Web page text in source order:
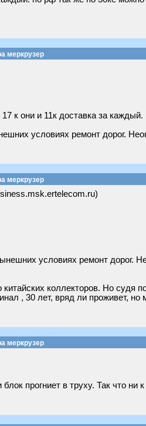
меркрузер
к они и 11к доставка за
условиях ремонт дорог.
меркрузер
условиях ремонт дорог.
китайских коллекторов. Но
, 30 лет, вряд ли проживет, но
меркрузер
прогниет в труху. Так что ни